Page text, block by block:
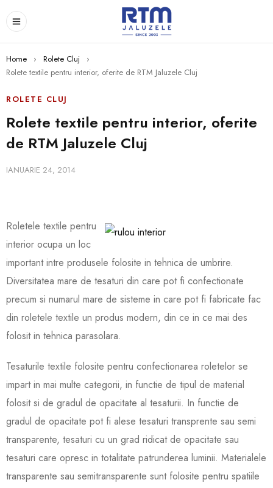
Home › Rolete Cluj
›
Rolete textile pentru interior, oferite de RTM Jaluzele Cluj
ROLETE CLUJ
Rolete textile pentru interior, oferite
de RTM Jaluzele Cluj
IANUARIE 24, 2014
Roletele textile pentru
interior ocupa un loc
important intre produsele folosite in tehnica de umbrire.
Diversitatea mare de tesaturi din care pot fi confectionate
precum si numarul mare de sisteme in care pot fi fabricate fac
din roletele textile un produs modern, din ce in ce mai des
folosit in tehnica parasolara.
Tesaturile textile folosite pentru confectionarea roletelor se
impart in mai multe categorii, in functie de tipul de material
folosit si de gradul de opacitate al tesaturii. In functie de
gradul de opacitate pot fi alese tesaturi transprente sau semi
transparente, tesaturi cu un grad ridicat de opacitate sau
tesaturi care opresc in totalitate patrunderea luminii. Materialele
transparente sau semitransparente sunt folosite pentru spatiile